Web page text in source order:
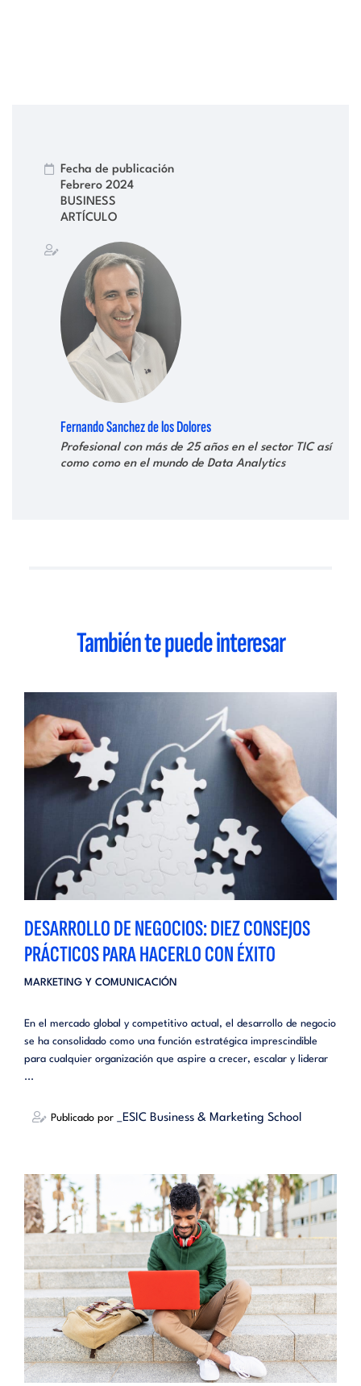
Fecha de publicación
Febrero 2024
BUSINESS
ARTÍCULO
Fernando Sanchez de los Dolores
Profesional con más de 25 años en el sector TIC así
como como en el mundo de Data Analytics
También te puede interesar
DESARROLLO DE NEGOCIOS: DIEZ CONSEJOS
PRÁCTICOS PARA HACERLO CON ÉXITO
MARKETING Y COMUNICACIÓN
En el mercado global y competitivo actual, el desarrollo de negocio
se ha consolidado como una función estratégica imprescindible
para cualquier organización que aspire a crecer, escalar y liderar
...
Publicado por _ESIC Business & Marketing School